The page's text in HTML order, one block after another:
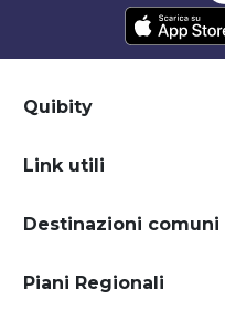
Quibity
Link utili
Destinazioni comuni
Piani Regionali